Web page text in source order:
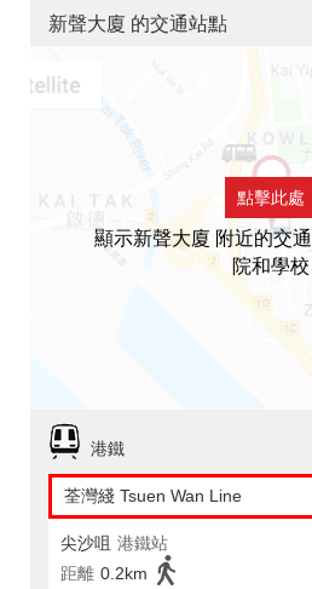
新聲大廈 的交通站點
點擊此處
顯示新聲大廈 附近的交
院和學校
港鐵
荃灣綫 Tsuen Wan Line
尖沙咀 港鐵站
距離 0.2km